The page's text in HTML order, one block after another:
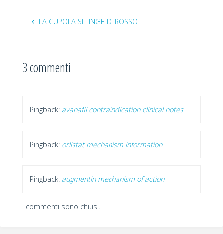
LA CUPOLA SI TINGE DI ROSSO
3 commenti
Pingback: avanafil contraindication clinical notes
Pingback: orlistat mechanism information
Pingback: augmentin mechanism of action
I commenti sono chiusi.